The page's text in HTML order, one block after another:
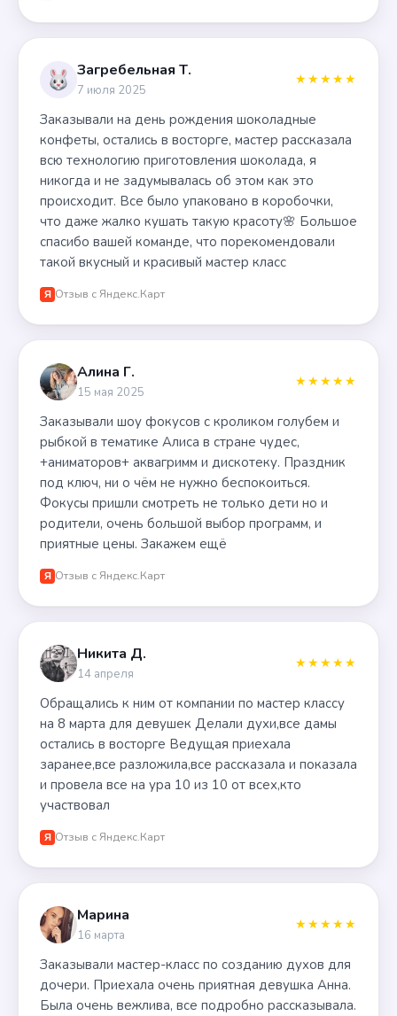
Загребельная Т.
7 июля 2025
★★★★★
Заказывали на день рождения шоколадные
конфеты, остались в восторге, мастер рассказала
всю технологию приготовления шоколада, я
никогда и не задумывалась об этом как это
происходит. Все было упаковано в коробочки,
что даже жалко кушать такую красоту🌸 Большое
спасибо вашей команде, что порекомендовали
такой вкусный и красивый мастер класс
Я Отзыв с Яндекс.Карт
Алина Г.
15 мая 2025
★★★★★
Заказывали шоу фокусов с кроликом голубем и
рыбкой в тематике Алиса в стране чудес,
+аниматоров+ аквагримм и дискотеку. Праздник
под ключ, ни о чём не нужно беспокоиться.
Фокусы пришли смотреть не только дети но и
родители, очень большой выбор программ, и
приятные цены. Закажем ещё
Я Отзыв с Яндекс.Карт
Никита Д.
14 апреля
★★★★★
Обращались к ним от компании по мастер классу
на 8 марта для девушек Делали духи,все дамы
остались в восторге Ведущая приехала
заранее,все разложила,все рассказала и показала
и провела все на ура 10 из 10 от всех,кто
участвовал
Я Отзыв с Яндекс.Карт
Марина
16 марта
★★★★★
Заказывали мастер-класс по созданию духов для
дочери. Приехала очень приятная девушка Анна.
Была очень вежлива, все подробно рассказывала.